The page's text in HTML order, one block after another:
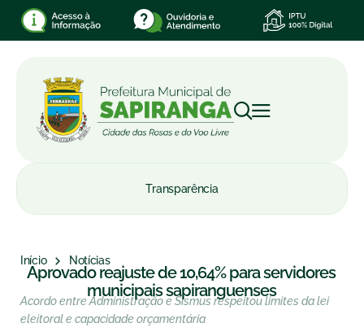
Transparência
Início Notícias
Aprovado reajuste de 10,64% para servidores
municipais sapiranguenses
Acordo entre Administração e Sismus respeitou limites da lei
eleitoral e capacidade orçamentária